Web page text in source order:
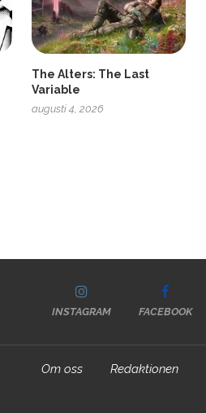
The Alters: The Last
Variable
augusti 4, 2026
INSTAGRAM FACEBOOK
Om oss Redaktionen